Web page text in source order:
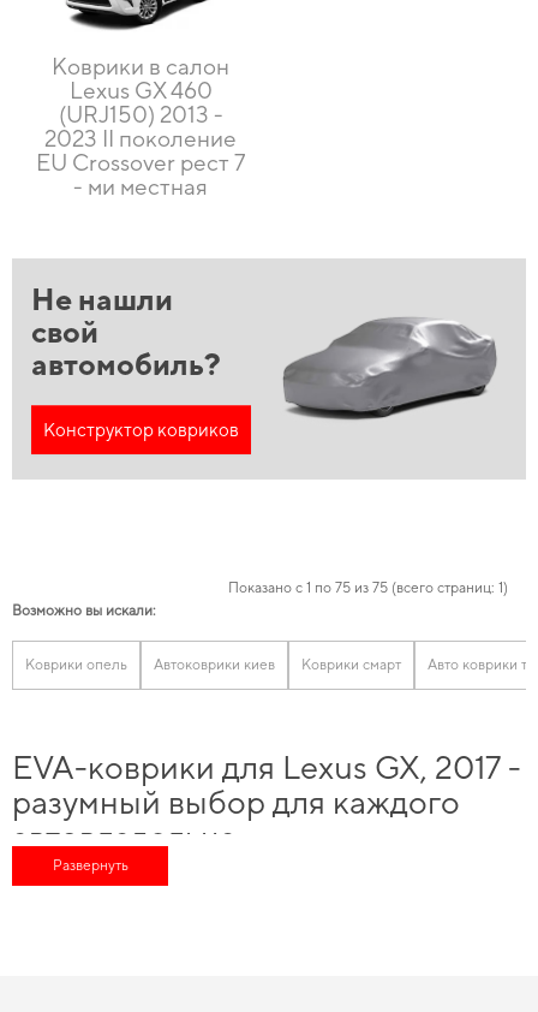
Коврики в салон
Lexus GX 460
(URJ150) 2013 -
2023 II поколение
EU Crossover рест 7
- ми местная
Не нашли
свой
автомобиль?
Конструктор ковриков
Показано с 1 по 75 из 75 (всего страниц: 1)
Возможно вы искали:
Коврики опель Автоковрики киев Коврики смарт Авто коврики
EVA-коврики для Lexus GX, 2017 -
разумный выбор для каждого
автовладельца
Выбирайте практичные решения для водителей,
Развернуть